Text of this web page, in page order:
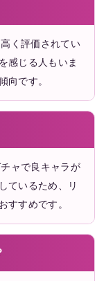
く評価されてい
感じる人もいま
向です。
ャで良キャラが
ているため、リ
すすめです。